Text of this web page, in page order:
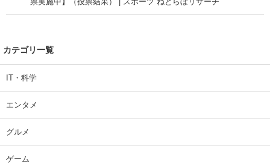
カテゴリ一覧
IT・科学
エンタメ
グルメ
ゲーム